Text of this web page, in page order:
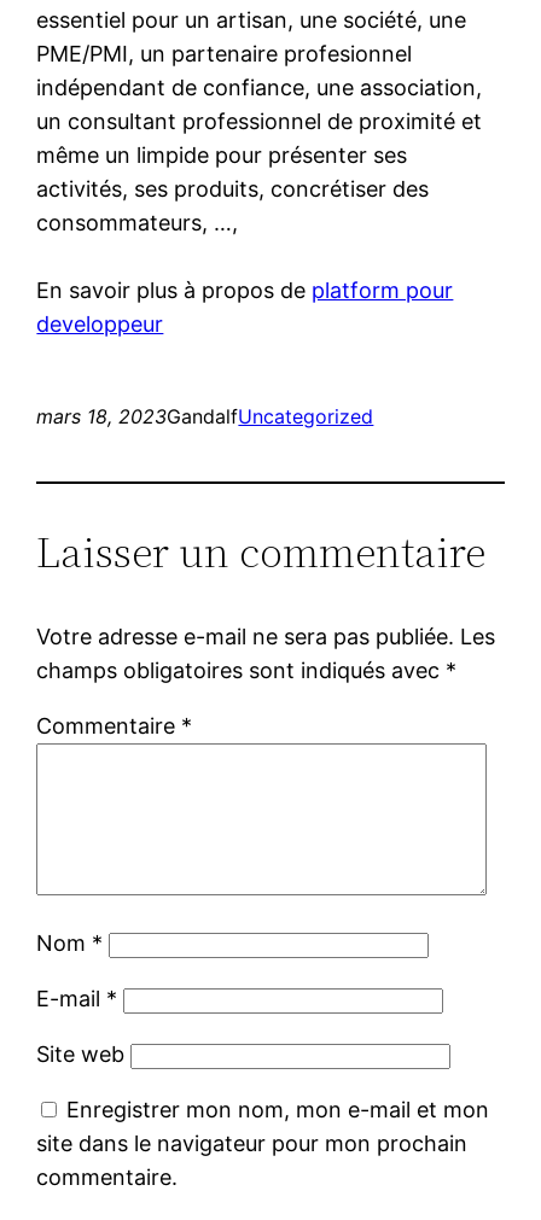
essentiel pour un artisan, une société, une
PME/PMI, un partenaire profesionnel
indépendant de confiance, une association,
un consultant professionnel de proximité et
même un limpide pour présenter ses
activités, ses produits, concrétiser des
consommateurs, …,
En savoir plus à propos de platform pour
developpeur
mars 18, 2023GandalfUncategorized
Laisser un commentaire
Votre adresse e-mail ne sera pas publiée. Les
champs obligatoires sont indiqués avec *
Commentaire *
Nom *
E-mail *
Site web
Enregistrer mon nom, mon e-mail et mon
site dans le navigateur pour mon prochain
commentaire.